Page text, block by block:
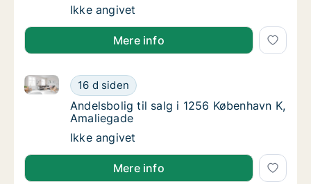
Ca. 110 m2 andelsbolig til salg på 1900
Ikke angivet
Mere info
Andelsbolig til salg i 1256 København K,
16 d siden
Andelsbolig til salg i 1256 København K, Amaliegade
Andelsbolig til salg i 1256 København K,
Andelsbolig til salg i 1256 København K,
Amaliegade
Andelsbolig til salg i 1256 København K,
Ikke angivet
Mere info